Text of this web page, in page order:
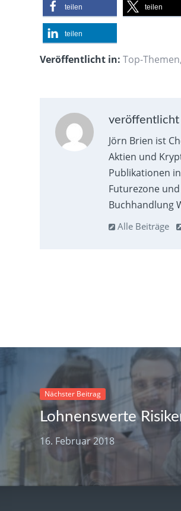
teilen teilen
teilen
Veröffentlicht in: Top-Themen
veröffentlicht
Jörn Brien ist
Aktien und
Publikationen
Futurezone
Buchhandlung
Alle Beiträge
Nächster Beitrag
16. Februar 2018